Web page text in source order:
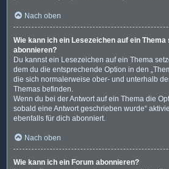
Nach oben
Wie kann ich ein Lesezeichen auf ein
abonnieren?
Du kannst ein Lesezeichen auf ein Thema
dem du die entsprechende Option in den
die sich normalerweise ober- und unterhalb
Themas befinden.
Wenn du bei der Antwort auf ein Thema die
sobald eine Antwort geschrieben wurde“
ebenfalls für dich abonniert.
Nach oben
Wie kann ich ein Forum abonnieren?